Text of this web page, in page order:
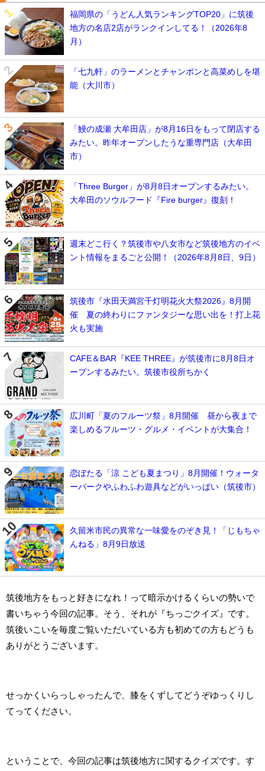
福岡県の「うどん人気ランキングTOP20」に筑後
地方の名店2店がランクインしてる！（2026年8
月）
「七九軒」のラーメンとチャンポンと高菜めしを堪
能（大川市）
「鰻の成瀬 大牟田店」が8月16日をもって閉店する
みたい。昨年オープンしたうな重専門店（大牟田
市）
「Three Burger」が8月8日オープンするみたい。
大牟田のソウルフード『Fire burger』復刻！
週末どこ行く？筑後市や八女市など筑後地方のイベ
ント情報をまるごと公開！（2026年8月8日、9日）
筑後市『水田天満宮千灯明花火大祭2026』8月開
催 夏の終わりにファンタジーな思い出を！打上花
火も実施
CAFE＆BAR『KEE THREE』が筑後市に8月8日オ
ープンするみたい。筑後市役所ちかく
広川町「夏のフルーツ祭」8月開催 昼から夜まで
楽しめるフルーツ・グルメ・イベントが大集合！
恋ぼたる「涼 こども夏まつり」8月開催！ウォータ
ーパークやふわふわ遊具などがいっぱい（筑後市）
久留米市民の異常な一味愛をのぞき見！「じもちゃ
んねる」8月9日放送
筑後地方をもっと好きになれ！って暗示かけるくらいの勢いで
書いちゃう今回の記事。そう、それが『ちっごクイズ』です。
筑後いこいを毎度ご覧いただいている方も初めての方もどうも
ありがとうございます。
せっかくいらっしゃったんで、膝をくずしてどうぞゆっくりし
てってください。
ということで、今回の記事は筑後地方に関するクイズです。す